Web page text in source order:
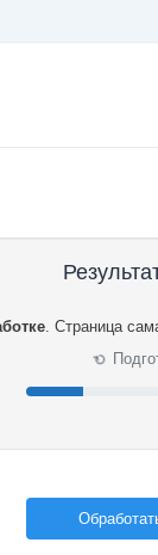
. Страница
⟳